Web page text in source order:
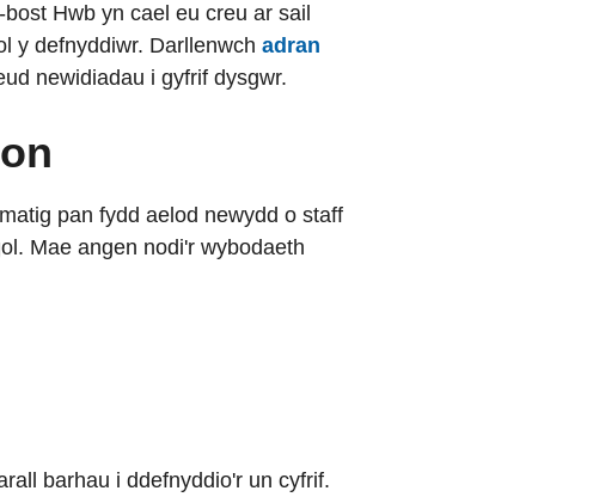
Hwb yn cael eu creu ar sail
y defnyddiwr. Darllenwchadran
newidiadau i gyfrif dysgwr.
pan fydd aelod newydd o staff
Mae angen nodi'r wybodaeth
barhau i ddefnyddio'r un cyfrif.